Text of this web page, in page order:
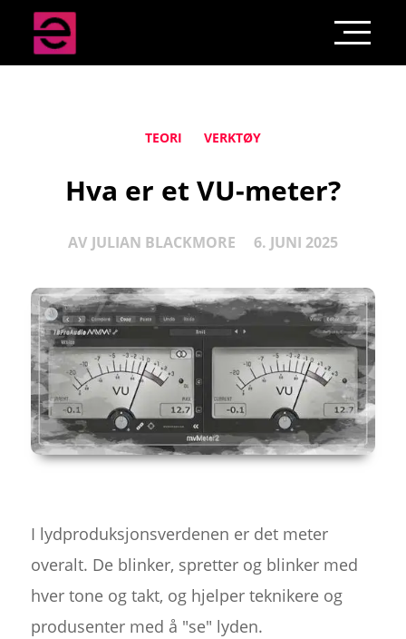
TEORI VERKTØY
Hva er et VU-meter?
AV JULIAN BLACKMORE 6. JUNI 2025
I lydproduksjonsverdenen er det meter
overalt. De blinker, spretter og blinker med
hver tone og takt, og hjelper teknikere og
produsenter med å "se" lyden.